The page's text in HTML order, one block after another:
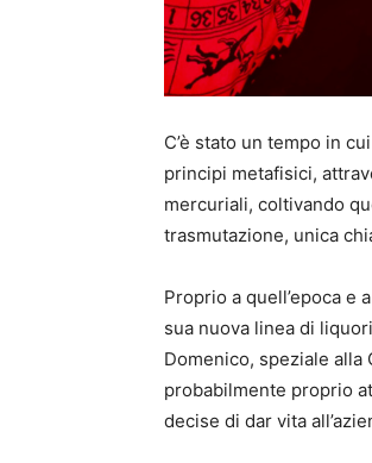
C’è stato un tempo in
principi metafisici,
mercuriali, coltivando
trasmutazione, unica
Proprio a quell’epoca e
sua nuova linea di
Domenico, speziale alla
probabilmente proprio
decise di dar vita